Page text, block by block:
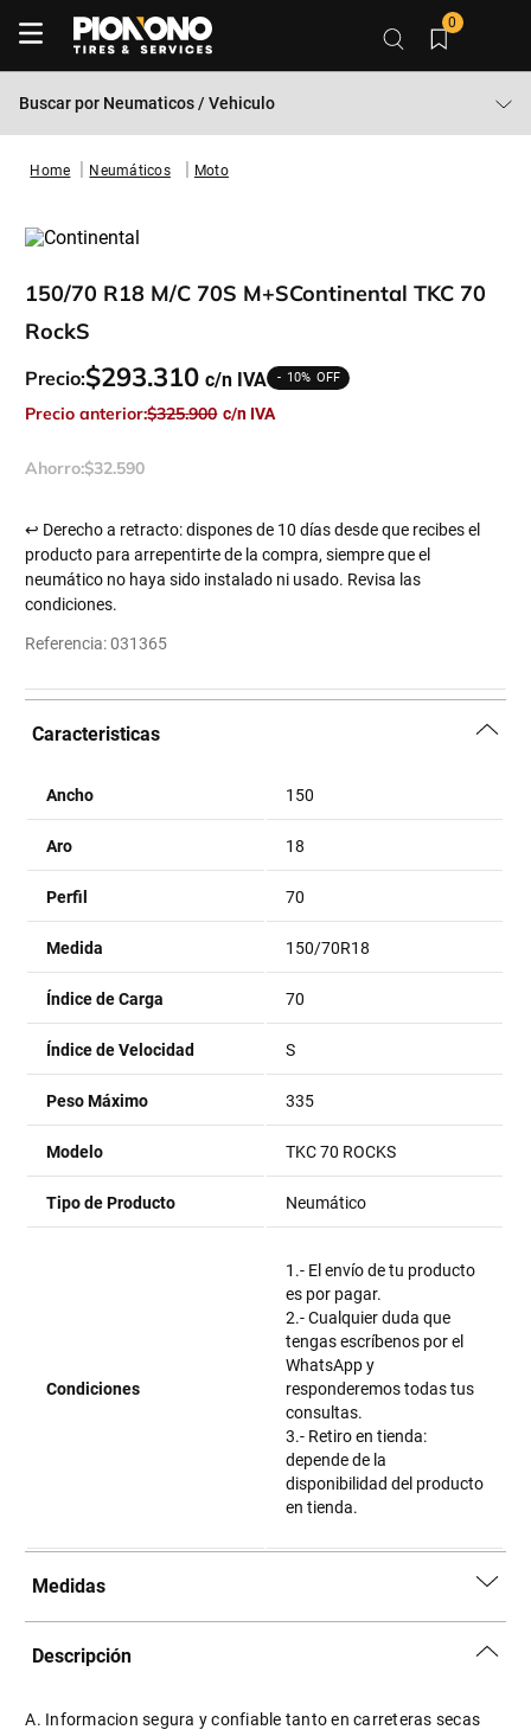
0
Buscar por Neumaticos / Vehiculo
Neumáticos Moto
150/70 R18 M/C 70S M+SContinental TKC 70
RockS
Precio:$293.310 10%
Precio anterior:$325.900
Ahorro:$32.590
↩ Derecho a retracto: dispones de 10 días desde que recibes el
producto para arrepentirte de la compra, siempre que el
neumático no haya sido instalado ni usado. Revisa las
condiciones.
Referencia:031365
Caracteristicas
Ancho 150
Aro 18
Perfil 70
Medida 150/70R18
Índice de Carga 70
Índice de Velocidad S
Peso Máximo 335
Modelo TKC 70 ROCKS
Tipo de Producto Neumático
Condiciones
1.- El envío de tu producto
es por pagar.
2.- Cualquier duda que
tengas escríbenos por el
WhatsApp y
responderemos todas tus
consultas.
3.- Retiro en tienda:
depende de la
disponibilidad del producto
en tienda.
Medidas
Descripción
A. Informacion segura y confiable tanto en carreteras secas